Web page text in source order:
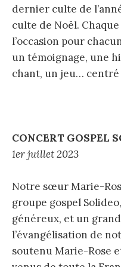
dernier culte de
culte de Noël.
l’occasion pour
un témoignage, une
chant, un jeu…
CONCERT GOSPEL
1er juillet 2023
Notre sœur Marie-
groupe gospel
généreux, et un
l’évangélisation de
soutenu Marie-Rose